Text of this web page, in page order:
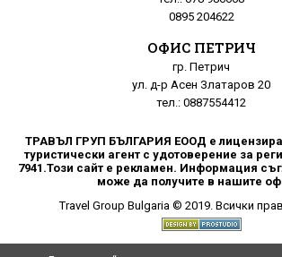
0895 204622
ОФИС ПЕТРИЧ
гр. Петрич
ул. д-р Асен Златаров 20
тел.: 0887554412
ТРАВЪЛ ГРУП БЪЛГАРИЯ ЕООД е
туристически агент с удотоверение за
7941.Този сайт е рекламен. Информация
може да получите в нашите
Travel Group Bulgaria © 2019. Всички